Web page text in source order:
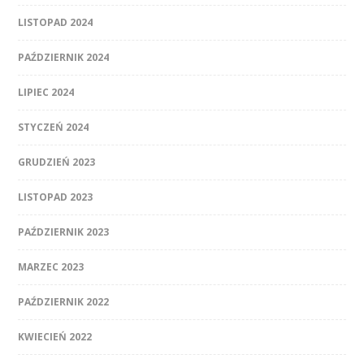
LISTOPAD 2024
PAŹDZIERNIK 2024
LIPIEC 2024
STYCZEŃ 2024
GRUDZIEŃ 2023
LISTOPAD 2023
PAŹDZIERNIK 2023
MARZEC 2023
PAŹDZIERNIK 2022
KWIECIEŃ 2022